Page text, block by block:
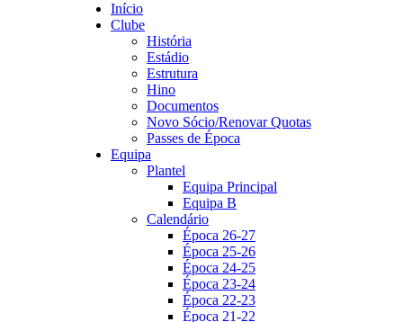
Início
Clube
História
Estádio
Estrutura
Hino
Documentos
Novo Sócio/Renovar Quotas
Passes de Época
Equipa
Plantel
Equipa Principal
Equipa B
Calendário
Época 26-27
Época 25-26
Época 24-25
Época 23-24
Época 22-23
Época 21-22